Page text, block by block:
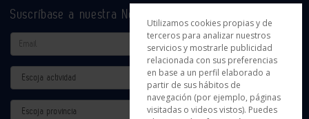
Suscríbase a nuestra Newsletter
Email
Actividad
Provincia
Utilizamos cookies propias y de
terceros para analizar nuestros
servicios y mostrarle publicidad
relacionada con sus preferencias
en base a un perfil elaborado a
partir de sus hábitos de
navegación (por ejemplo, páginas
visitadas o videos vistos). Puedes